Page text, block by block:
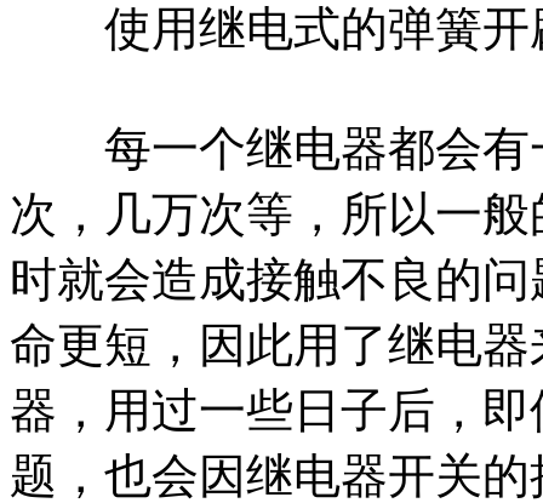
使用继电式的弹簧开
每一个继电器都会有
次，几万次等，所以一
时就会造成接触不良的
命更短，因此用了继电
器，用过一些日子后，
题，也会因继电器开关